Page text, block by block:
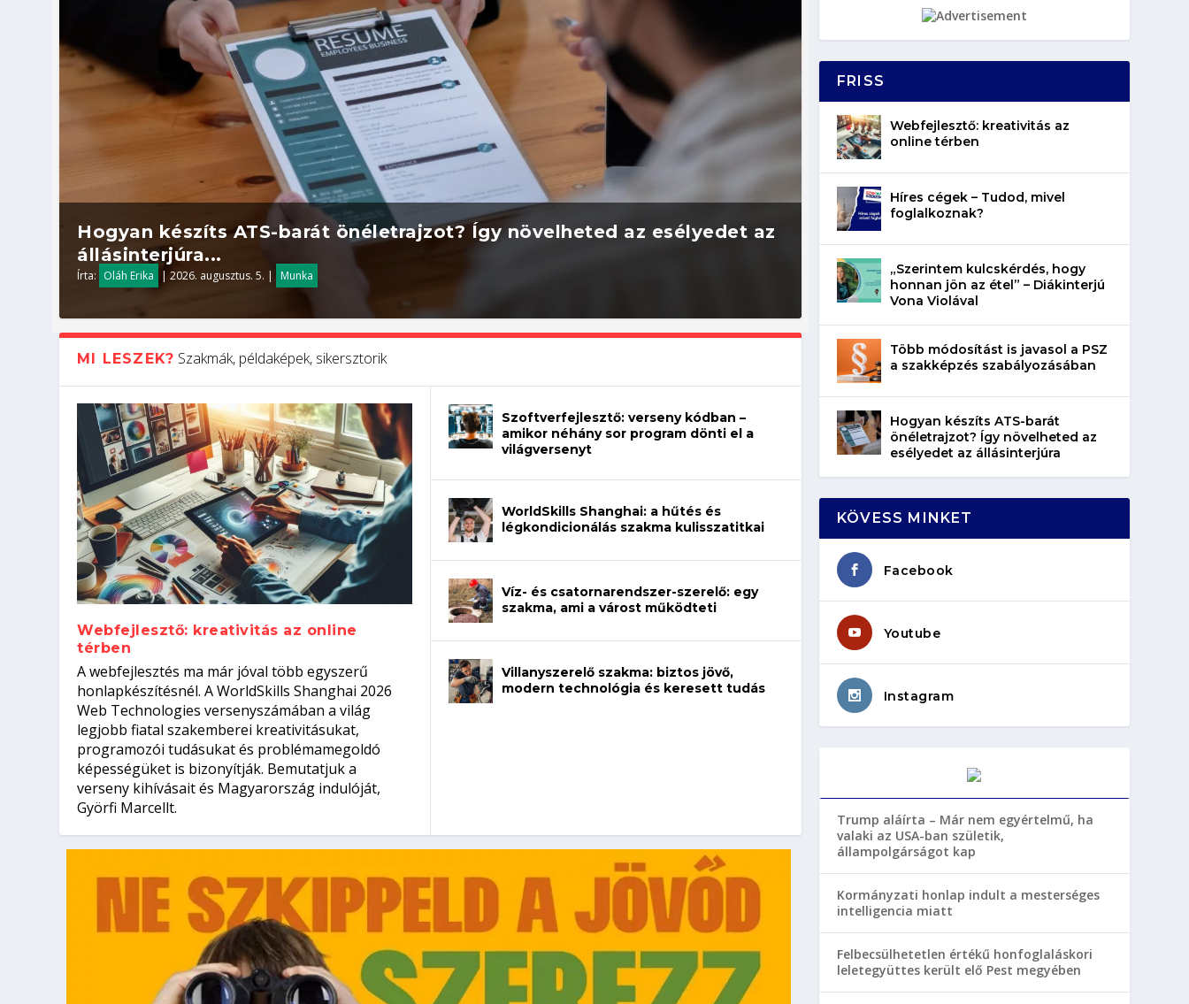
Hogyan készíts ATS-barát önéletrajzot? Így növelheted az esélyedet az
állásinterjúra...
Írta: Oláh Erika |2026. augusztus. 5. | Munka
Kitalálod, mire használják ezeket a gépeket?
Írta: Tóth Mónika |2026. augusztus. 4.| Kvíz
Nem sikerült az egyetemi felvételi? Tanulj szakmát!
Írta: Oláh Erika |2026. augusztus. 4.| Iskolák
Szoftverfejlesztő: verseny kódban – amikor néhány sor program dönti
el a világversenyt...
Írta: Szakmát Szerzek | 2026. augusztus. 3.| Mi leszek?
Digitális detox – hogyan kapcsolódj ki telefon nélkül?
Írta: Oláh Erika |2026. augusztus. 3.| Egészség
MI LESZEK? Szakmák, példaképek, sikersztorik
Webfejlesztő: kreativitás az online
térben
A webfejlesztés ma már jóval több egyszerű
honlapkészítésnél. A WorldSkills Shanghai 2026
Web Technologies versenyszámában a világ
legjobb fiatal szakemberei kreativitásukat,
programozói tudásukat és problémamegoldó
képességüket is bizonyítják. Bemutatjuk a
verseny kihívásait és Magyarország indulóját,
Györfi Marcellt.
Szoftverfejlesztő: verseny kódban –
amikor néhány sor program dönti el a
világversenyt
WorldSkills Shanghai: a hűtés és
légkondicionálás szakma kulisszatitkai
Víz- és csatornarendszer-szerelő: egy
szakma, ami a várost működteti
Villanyszerelő szakma: biztos jövő,
modern technológia és keresett tudás
FRISS
Webfejlesztő: kreativitás az
online térben
Híres cégek – Tudod, mivel
foglalkoznak?
„Szerintem kulcskérdés, hogy
honnan jön az étel” – Diákinterjú
Vona Violával
Több módosítást is javasol a PSZ
a szakképzés szabályozásában
Hogyan készíts ATS-barát
önéletrajzot? Így növelheted az
esélyedet az állásinterjúra
KÖVESS MINKET
Facebook
Youtube
Instagram
Trump aláírta – Már nem egyértelmű, ha
valaki az USA-ban születik,
állampolgárságot kap
Kormányzati honlap indult a mesterséges
intelligencia miatt
Felbecsülhetetlen értékű honfoglaláskori
leletegyüttes került elő Pest megyében